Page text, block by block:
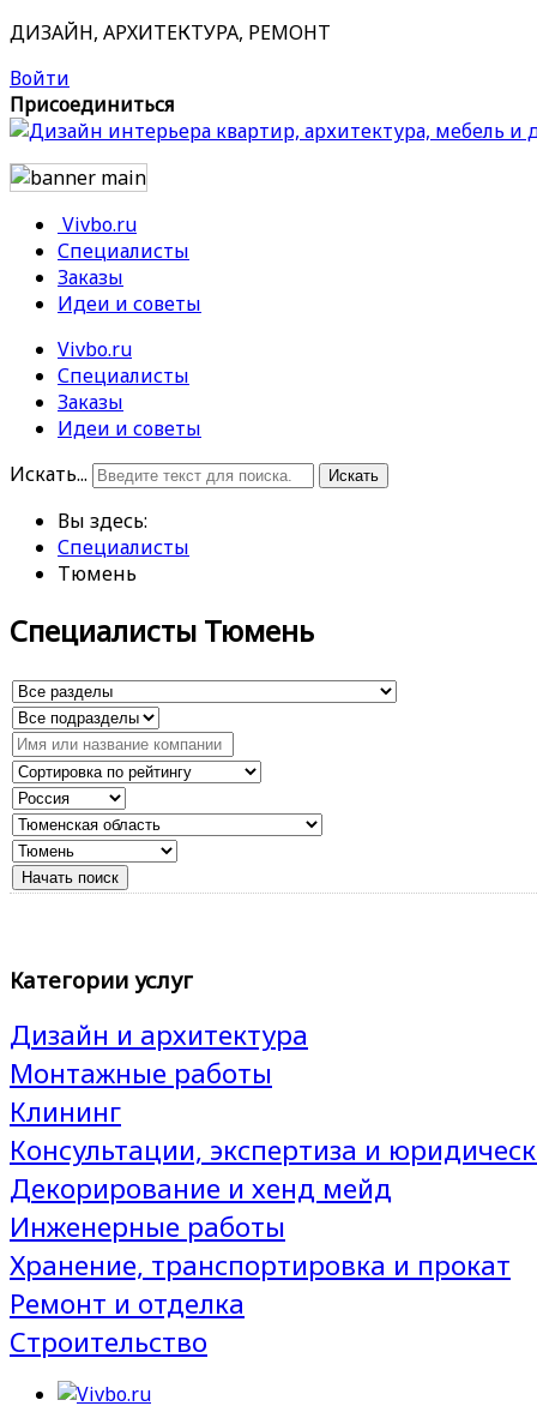
ДИЗАЙН, АРХИТЕКТУРА, РЕМОНТ
Войти
Присоединиться
Vivbo.ru
Специалисты
Заказы
Идеи и советы
Vivbo.ru
Специалисты
Заказы
Идеи и советы
Искать...
Искать
Вы здесь:
Специалисты
Тюмень
Специалисты Тюмень
Категории услуг
Дизайн и архитектура
Монтажные работы
Клининг
Консультации, экспертиза и
Декорирование и хенд мейд
Инженерные работы
Хранение, транспортировка и прокат
Ремонт и отделка
Строительство